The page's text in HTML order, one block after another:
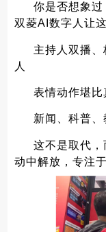
你是否想象过
双菱AI数字人让
主持人双播
人
表情动作堪
新闻、科普
这不是取代
动中解放，专注